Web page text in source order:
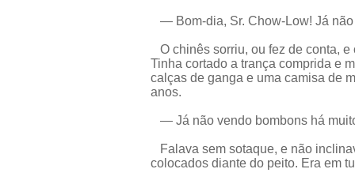
— Bom-dia, Sr. Chow-Low! Já
O chinês sorriu, ou fez de conta,
Tinha cortado a trança comprida e
calças de ganga e uma camisa de
anos.
— Já não vendo bombons há
Falava sem sotaque, e não
colocados diante do peito. Era em